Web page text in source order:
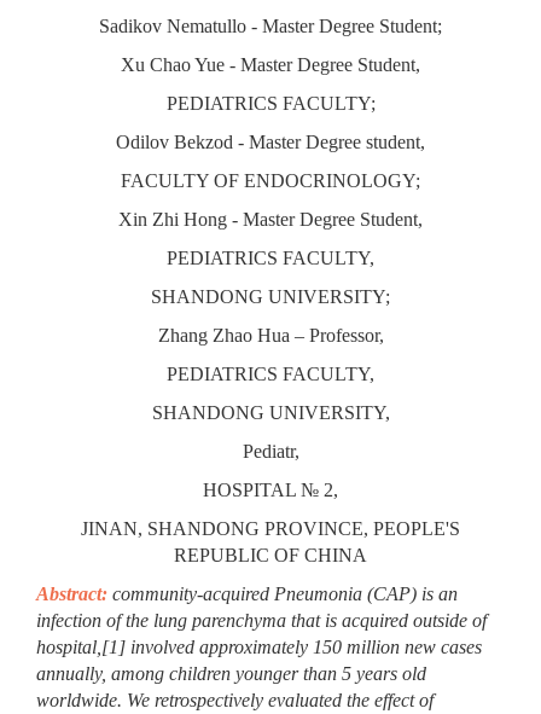
Sadikov Nematullo - Master Degree Student;
Xu Chao Yue - Master Degree Student,
PEDIATRICS FACULTY;
Odilov Bekzod - Master Degree student,
FACULTY OF ENDOCRINOLOGY;
Xin Zhi Hong - Master Degree Student,
PEDIATRICS FACULTY,
SHANDONG UNIVERSITY;
Zhang Zhao Hua – Professor,
PEDIATRICS FACULTY,
SHANDONG UNIVERSITY,
Pediatr,
HOSPITAL № 2,
JINAN, SHANDONG PROVINCE, PEOPLE'S
REPUBLIC OF CHINA
Abstract: сommunity-acquired Pneumonia (CAP) is an
infection of the lung parenchyma that is acquired outside of
hospital, [1] involved approximately 150 million new cases
annually, among children younger than 5 years old
worldwide. We retrospectively evaluated the effect of